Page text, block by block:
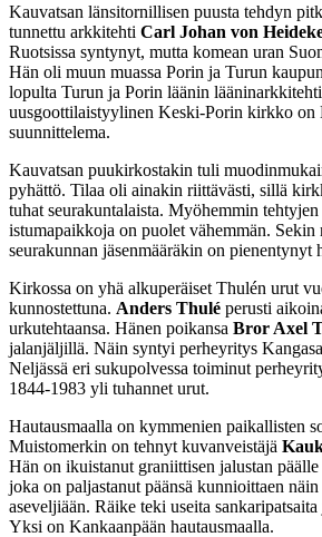
Kauvatsan länsitornillisen puusta tehdyn
tunnettu arkkitehti Carl Johan von
Ruotsissa syntynyt, mutta komean uran
Hän oli muun muassa Porin ja Turun
lopulta Turun ja Porin läänin
uusgoottilaistyylinen Keski-Porin kirkko on
suunnittelema.
Kauvatsan puukirkostakin tuli
pyhättö. Tilaa oli ainakin riittävästi, sillä
tuhat seurakuntalaista. Myöhemmin
istumapaikkoja on puolet vähemmän.
seurakunnan jäsenmääräkin on pienentynyt
Kirkossa on yhä alkuperäiset Thulén urut
kunnostettuna. Anders Thulé perusti
urkutehtaansa. Hänen poikansa Bror Axel
jalanjäljillä. Näin syntyi perheyritys
Neljässä eri sukupolvessa toiminut
1844-1983 yli tuhannet urut.
Hautausmaalla on kymmenien paikallisten
Muistomerkin on tehnyt kuvanveistäjä
Hän on ikuistanut graniittisen jalustan päälle
joka on paljastanut päänsä kunnioittaen näin
aseveljiään. Räike teki useita
Yksi on Kankaanpään hautausmaalla.